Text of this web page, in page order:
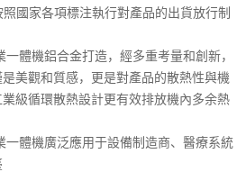
國家各項標注執行對產品的出貨放行制
體機鋁合金打造，經多重考量和創新，
美觀和質感，更是對產品的散熱性與機
級循環散熱設計更有效排放機內多余熱
一體機廣泛應用于設備制造商、醫療系統